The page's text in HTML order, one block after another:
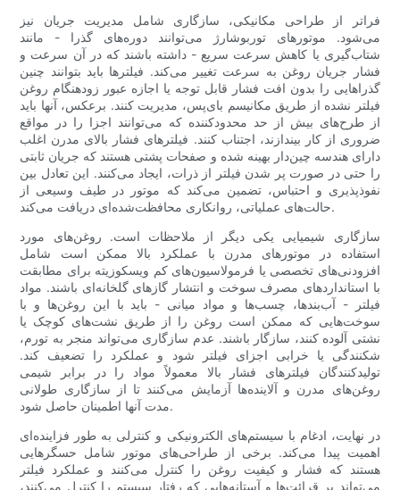
فراتر از طراحی مکانیکی، سازگاری شامل مدیریت جریان نیز
می‌شود. موتورهای توربوشارژ می‌توانند دوره‌های گذرا - مانند
شتاب‌گیری یا کاهش سرعت سریع - داشته باشند که در آن سرعت و
فشار جریان روغن به سرعت تغییر می‌کند. فیلترها باید بتوانند چنین
گذراهایی را بدون افت فشار قابل توجه یا اجازه عبور زودهنگام روغن
فیلتر نشده از طریق مکانیسم بای‌پس، مدیریت کنند. برعکس، آنها باید
از طرح‌های بیش از حد محدودکننده که می‌توانند اجزا را در مواقع
ضروری از کار بیندازند، اجتناب کنند. فیلترهای فشار بالای مدرن اغلب
دارای هندسه چین‌دار بهینه شده و صفحات پشتی هستند که جریان ثابتی
را حتی در صورت پر شدن فیلتر از ذرات، ایجاد می‌کنند. این تعادل بین
نفوذپذیری و احتباس، تضمین می‌کند که موتور در طیف وسیعی از
حالت‌های عملیاتی، روانکاری محافظت‌شده‌ای دریافت می‌کند.
سازگاری شیمیایی یکی دیگر از ملاحظات است. روغن‌های مورد
استفاده در موتورهای مدرن با عملکرد بالا ممکن است شامل
افزودنی‌های تخصصی یا فرمولاسیون‌های کم ویسکوزیته برای مطابقت
با استانداردهای مصرف سوخت و انتشار گازهای گلخانه‌ای باشند. مواد
فیلتر - آب‌بندها، چسب‌ها و مواد میانی - باید با این روغن‌ها و با
سوخت‌هایی که ممکن است روغن را از طریق نشت‌های کوچک یا
نشتی آلوده کنند، سازگار باشند. عدم سازگاری می‌تواند منجر به تورم،
شکنندگی یا خرابی اجزای فیلتر شود و عملکرد را تضعیف کند.
تولیدکنندگان فیلترهای فشار بالا معمولاً مواد را در برابر شیمی
روغن‌های مدرن و آلاینده‌ها آزمایش می‌کنند تا از سازگاری طولانی
مدت آنها اطمینان حاصل شود.
در نهایت، ادغام با سیستم‌های الکترونیکی و کنترلی به طور فزاینده‌ای
اهمیت پیدا می‌کند. برخی از طراحی‌های موتور شامل حسگرهایی
هستند که فشار و کیفیت روغن را کنترل می‌کنند و عملکرد فیلتر
می‌تواند بر قرائت‌ها و آستانه‌هایی که رفتار سیستم را کنترل می‌کنند،